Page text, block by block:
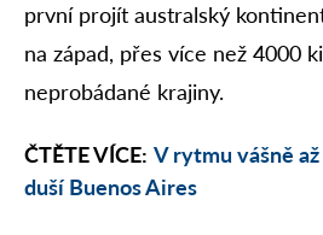
první projít australský
na západ, přes více než 4000
neprobádané krajiny.
ČTĚTE VÍCE: V rytmu vášně
duší Buenos Aires